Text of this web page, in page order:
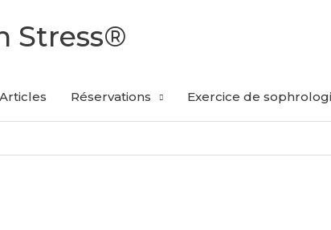
Stress®
Articles Réservations Exercice de